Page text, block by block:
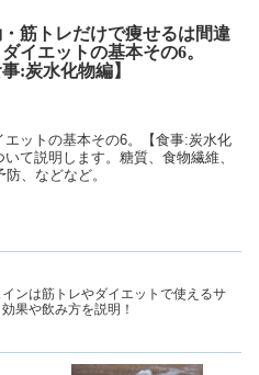
筋トレだけで痩せるは間違
イエットの基本その6。
事:炭水化物編】
ットの基本その6。【食事:炭水化
て説明します。糖質、食物繊維、
、などなど。
インは筋トレやダイエットで使えるサ
果や飲み方を説明！